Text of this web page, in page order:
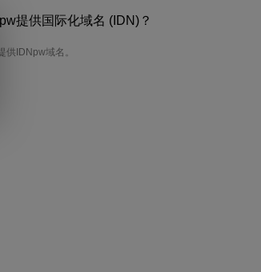
提供国际化域名 (IDN)？
供IDNpw域名。